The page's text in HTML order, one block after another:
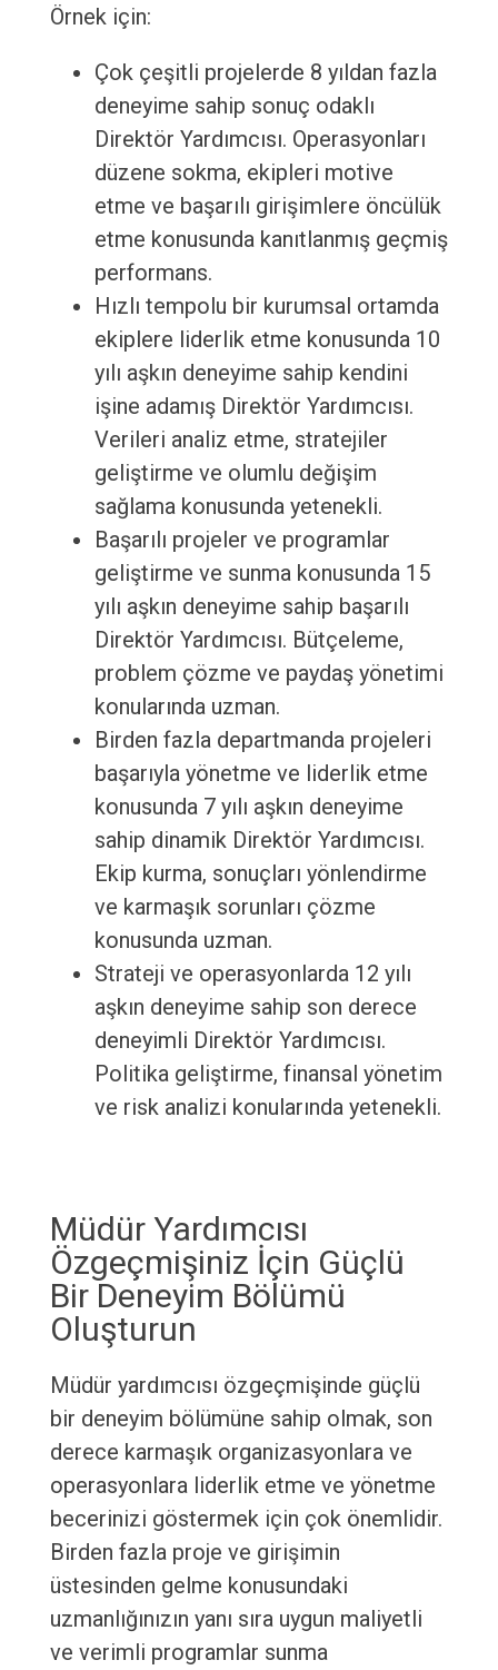
Örnek için:
Çok çeşitli projelerde 8 yıldan fazla
deneyime sahip sonuç odaklı
Direktör Yardımcısı. Operasyonları
düzene sokma, ekipleri motive
etme ve başarılı girişimlere öncülük
etme konusunda kanıtlanmış geçmiş
performans.
Hızlı tempolu bir kurumsal ortamda
ekiplere liderlik etme konusunda 10
yılı aşkın deneyime sahip kendini
işine adamış Direktör Yardımcısı.
Verileri analiz etme, stratejiler
geliştirme ve olumlu değişim
sağlama konusunda yetenekli.
Başarılı projeler ve programlar
geliştirme ve sunma konusunda 15
yılı aşkın deneyime sahip başarılı
Direktör Yardımcısı. Bütçeleme,
problem çözme ve paydaş yönetimi
konularında uzman.
Birden fazla departmanda projeleri
başarıyla yönetme ve liderlik etme
konusunda 7 yılı aşkın deneyime
sahip dinamik Direktör Yardımcısı.
Ekip kurma, sonuçları yönlendirme
ve karmaşık sorunları çözme
konusunda uzman.
Strateji ve operasyonlarda 12 yılı
aşkın deneyime sahip son derece
deneyimli Direktör Yardımcısı.
Politika geliştirme, finansal yönetim
ve risk analizi konularında yetenekli.
Müdür Yardımcısı
Özgeçmişiniz İçin Güçlü
Bir Deneyim Bölümü
Oluşturun
Müdür yardımcısı özgeçmişinde güçlü
bir deneyim bölümüne sahip olmak, son
derece karmaşık organizasyonlara ve
operasyonlara liderlik etme ve yönetme
becerinizi göstermek için çok önemlidir.
Birden fazla proje ve girişimin
üstesinden gelme konusundaki
uzmanlığınızın yanı sıra uygun maliyetli
ve verimli programlar sunma